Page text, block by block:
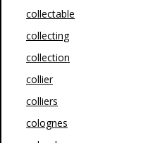
collectable
collecting
collection
collier
colliers
colognes